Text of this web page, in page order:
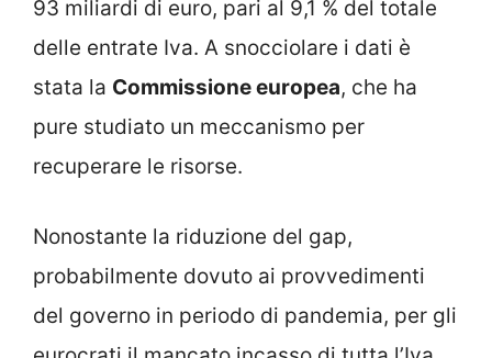
93 miliardi di euro, pari al 9,1 % del totale
delle entrate Iva. A snocciolare i dati è
stata la Commissione europea, che ha
pure studiato un meccanismo per
recuperare le risorse.
Nonostante la riduzione del gap,
probabilmente dovuto ai provvedimenti
del governo in periodo di pandemia, per gli